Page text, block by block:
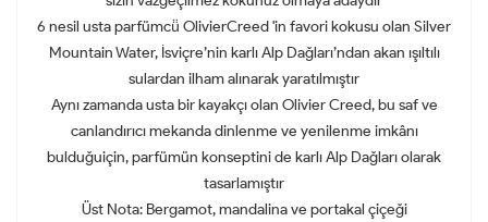
6 nesil usta parfümcü̈ OlivierCreed 'in favori kokusu olan Silver
Mountain Water, İsviçre’nin karlı Alp Dağları’ndan akan ışıltılı
sulardan ilham alınarak yaratılmıştır
Aynı zamanda usta bir kayakçı olan Olivier Creed, bu saf ve
canlandırıcı mekanda dinlenme ve yenilenme imkânı
bulduğuiçin, parfümün konseptini de karlı Alp Dağları olarak
tasarlamıştır
Üst Nota: Bergamot, mandalina ve portakal çiçeği